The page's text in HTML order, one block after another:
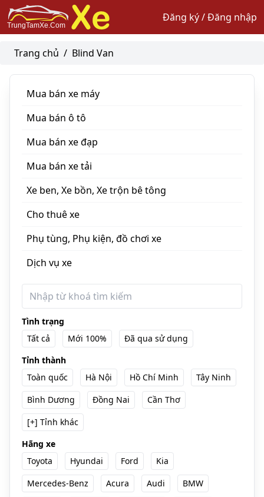
Đăng ký / Đăng nhập
Trang chủ / Blind Van
Mua bán xe máy
Mua bán ô tô
Mua bán xe đạp
Mua bán xe tải
Xe ben, Xe bồn, Xe trộn bê tông
Cho thuê xe
Phụ tùng, Phụ kiện, đồ chơi xe
Dịch vụ xe
Tình trạng
Tất cả
Mới 100%
Đã qua sử dụng
Tỉnh thành
Toàn quốc
Hà Nội Hồ Chí Minh
Tây Ninh
Bình Dương
Đồng Nai
Cần Thơ
[+] Tỉnh khác
Hãng xe
Toyota
Hyundai Ford
Kia
Mercedes-Benz
Acura Audi
BMW